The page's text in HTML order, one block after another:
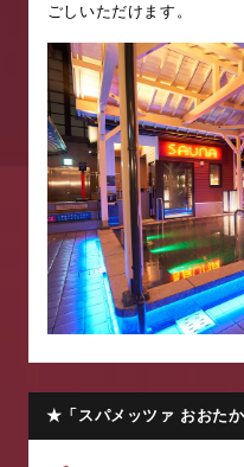
ごしいただけます。
★「スパメッツァ おおた